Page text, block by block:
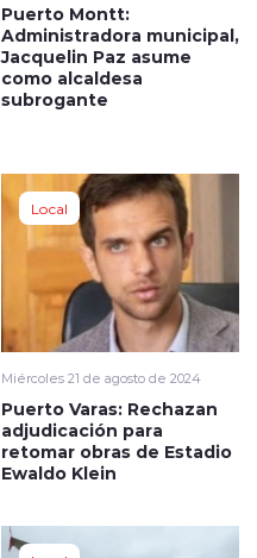
Puerto Montt:
Administradora municipal,
Jacquelin Paz asume
como alcaldesa
subrogante
Local
Miércoles 21 de agosto de 2024
Puerto Varas: Rechazan
adjudicación para
retomar obras de Estadio
Ewaldo Klein